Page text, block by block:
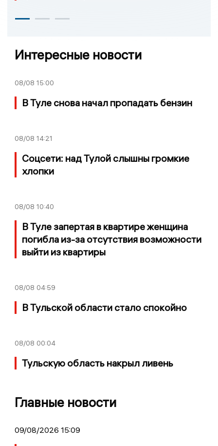
Интересные новости
08/08 15:00
В Туле снова начал пропадать бензин
08/08 14:21
Соцсети: над Тулой слышны громкие
хлопки
08/08 10:40
В Туле запертая в квартире женщина
погибла из-за отсутствия возможности
выйти из квартиры
08/08 04:59
В Тульской области стало спокойно
08/08 00:04
Тульскую область накрыл ливень
Главные новости
09/08/2026 15:09